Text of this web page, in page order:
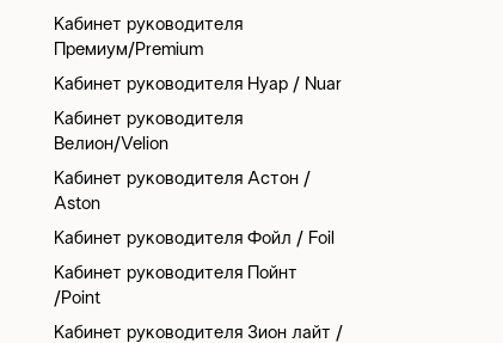
Кабинет руководителя
Премиум/Premium
Кабинет руководителя Нуар / Nuar
Кабинет руководителя
Велион/Velion
Кабинет руководителя Астон /
Aston
Кабинет руководителя Фойл / Foil
Кабинет руководителя Пойнт
/Point
Кабинет руководителя Зион лайт /